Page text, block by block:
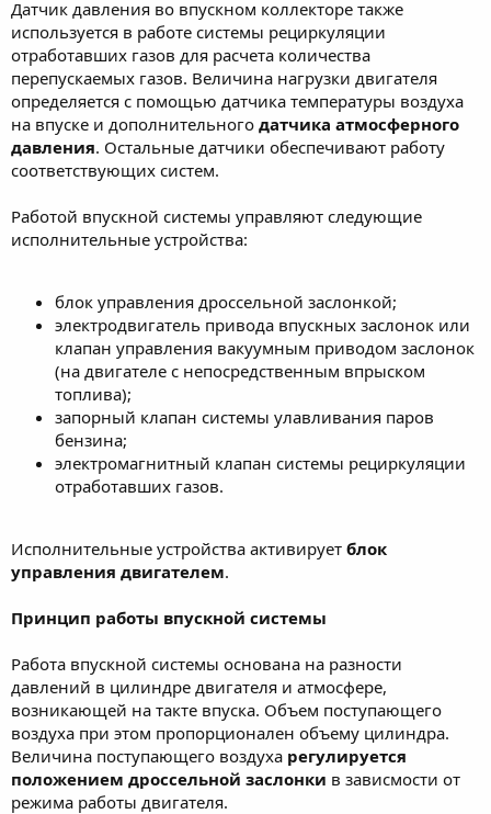
Датчик давления во впускном коллекторе также
используется в работе системы рециркуляции
отработавших газов для расчета количества
перепускаемых газов. Величина нагрузки двигателя
определяется с помощью датчика температуры воздуха
на впуске и дополнительного датчика атмосферного
давления. Остальные датчики обеспечивают работу
соответствующих систем.
Работой впускной системы управляют следующие
исполнительные устройства:
блок управления дроссельной заслонкой;
электродвигатель привода впускных заслонок или
клапан управления вакуумным приводом заслонок
(на двигателе с непосредственным впрыском
топлива);
запорный клапан системы улавливания паров
бензина;
электромагнитный клапан системы рециркуляции
отработавших газов.
Исполнительные устройства активирует блок
управления двигателем.
Принцип работы впускной системы
Работа впускной системы основана на разности
давлений в цилиндре двигателя и атмосфере,
возникающей на такте впуска. Объем поступающего
воздуха при этом пропорционален объему цилиндра.
Величина поступающего воздуха регулируется
положением дроссельной заслонки в зависмости от
режима работы двигателя.